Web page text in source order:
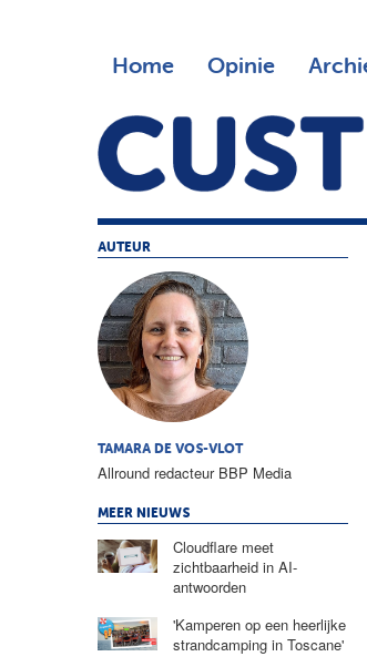
Home Opinie
AUTEUR
TAMARA DE VOS-VLOT
Allround redacteur BBP Media
MEER NIEUWS
Cloudflare meet
zichtbaarheid in AI-
antwoorden
'Kamperen op een heerlijke
strandcamping in Toscane'